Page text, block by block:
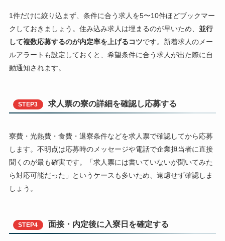
1件だけに絞り込まず、条件に合う求人を5〜10件ほどブックマー
クしておきましょう。住み込み求人は埋まるのが早いため、 並行
して複数応募するのが内定率を上げるコツです。新着求人のメー
ルアラートも設定しておくと、希望条件に合う求人が出た際に自
動通知されます。
STEP3 求人票の寮の詳細を確認し応募する
寮費・光熱費・食費・退寮条件などを求人票で確認してから応募
します。不明点は応募時のメッセージや電話で企業担当者に直接
聞くのが最も確実です。「求人票には書いていないが聞いてみた
ら対応可能だった」というケースも多いため、遠慮せず確認しま
しょう。
STEP4 面接・内定後に入寮日を確定する